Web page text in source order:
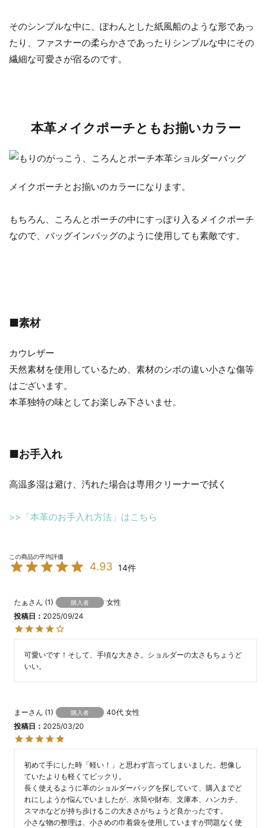
そのシンプルな中に、ぽわんとした紙風船のような形であっ
たり、ファスナーの柔らかさであったりシンプルな中にその
繊細な可愛さが宿るのです。
本革メイクポーチともお揃いカラー
メイクポーチとお揃いのカラーになります。
もちろん、ころんとポーチの中にすっぽり入るメイクポーチ
なので、バッグインバッグのように使用しても素敵です。
■素材
カウレザー
天然素材を使用しているため、素材のシボの違い小さな傷等
はございます。
本革独特の味としてお楽しみ下さいませ。
■お手入れ
高温多湿は避け、汚れた場合は専用クリーナーで拭く
>>「本革のお手入れ方法」はこちら
4.93 14
たぁ 1 購入者
女性
投稿日
2025/09/24
可愛いです！そして、手頃な大きさ。ショルダーの太さもちょうど
いい。
まー 1 購入者 40代 女性
投稿日
2025/03/20
初めて手にした時「軽い！」と思わず言ってしまいました。想像し
ていたよりも軽くてビックリ。
長く使えるように革のショルダーバッグを探していて、購入までど
れにしようか悩んでいましたが、水筒や財布、文庫本、ハンカチ、
スマホなどが持ち歩けるこの大きさがちょうど良かったです。
小さな物の整理は、小さめの巾着袋を使用していますが問題なく使